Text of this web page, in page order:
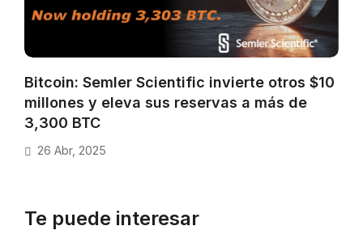
Bitcoin: Semler Scientific invierte otros $10
millones y eleva sus reservas a más de
3,300 BTC
26 Abr, 2025
Te puede interesar